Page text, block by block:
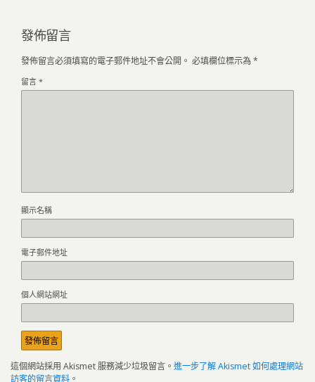
發佈留言
發佈留言必須填寫的電子郵件地址不會公開。 必填欄位標示為*
留言 *
顯示名稱
電子郵件地址
個人網站網址
這個網站採用 Akismet 服務減少垃圾留言。 進一步了解 Akismet 如何處理網站
訪客的留言資料 。